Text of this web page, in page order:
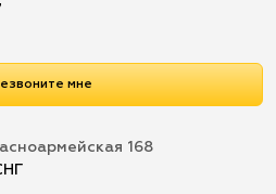
мне
168